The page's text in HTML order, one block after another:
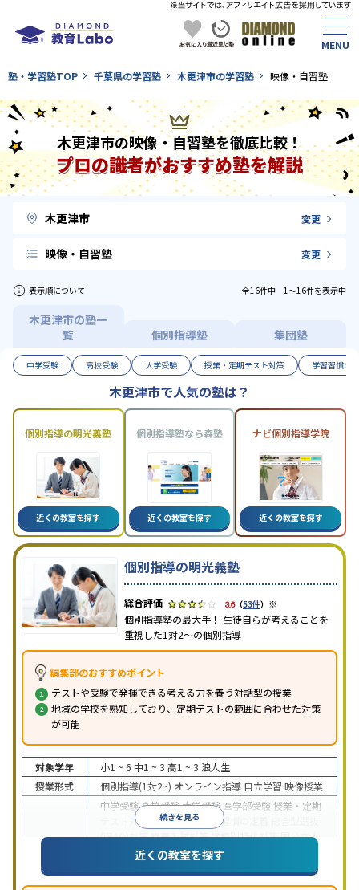
塾・学習塾TOP 千葉県の学習塾 木更津市の学習塾 映像・自習塾
木更津市の映像・自習塾を徹底比較！
プロの識者がおすすめ塾を解説
木更津市 変更
映像・自習塾 変更
表示順について 全16件中 1〜16件を表示中
木更津市の塾一
覧
個別指導塾 集団塾
中学受験 高校受験 大学受験 授業・定期テスト対策 学習習慣の
木更津市で人気の塾は？
個別指導の明光義塾
近くの教室を探す
個別指導塾なら森塾
近くの教室を探す
ナビ個別指導学院
近くの教室を探す
個別指導の明光義塾
3.6（53件） ※
個別指導塾の最大手！ 生徒自らが考えることを
重視した1対2〜の個別指導
編集部のおすすめポイント
テストや受験で発揮できる考える力を養う対話型の授業
地域の学校を熟知しており、定期テストの範囲に合わせた対策
が可能
続きを見る
対象学年 小1 ~ 6 中1 ~ 3 高1 ~ 3 浪人生
授業形式
個別指導(1対2~) オンライン指導 自立学習 映像授業
中学受験高校受験大学受験 医学部受験 授業・定期
テスト対策
内申点対策 学習習慣の定着
(旧AO)対策推薦入試対策学校別特化対策国公立大
私大対策共通テスト対策
英語・英会話特化
対策その他科目別特化対策
近くの教室を探す